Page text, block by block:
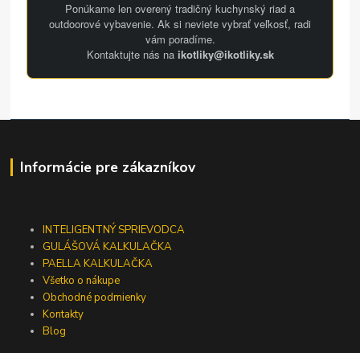
Ponúkame len overený tradičný kuchynský riad a
outdoorové vybavenie. Ak si neviete vybrať veľkosť, radi
vám poradíme.
Kontaktujte nás na ikotliky@ikotliky.sk
Informácie pre zákazníkov
INTELIGENTNÝ SPRIEVODCA
GULÁŠOVÁ KALKULAČKA
PAELLA KALKULAČKA
Všetko o nákupe
Obchodné podmienky
Kontakty
Blog